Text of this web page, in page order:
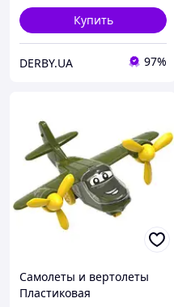
Купить
DERBY.UA 97%
Самолеты и вертолеты
Пластиковая